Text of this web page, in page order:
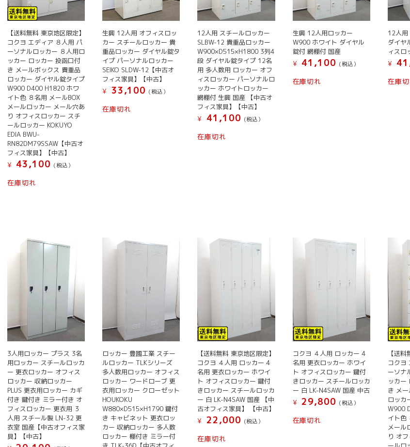
【送料無料 東京地区限定】
コクヨ エディア ８人用 パ
ーソナルロッカー ８人用ロ
ッカー ロッカー 投函口付
き メールボックス 貴重品
ロッカー ダイヤル錠タイプ
W900 D400 H1820 ホワ
イト色 ８名用 メールBOX
メールロッカー メール穴あ
り オフィスロッカー スチ
ールロッカー KOKUYO
EDIA BWU-
RN82DM79SSAW【中古オ
フィス家具】【中古】
¥
43,100 (税込）
在庫切れ
生興 12人用 オフィスロッ
カー スチールロッカー 貴
重品ロッカー ダイヤル錠タ
イプ パーソナルロッカー
SEIKO SLDW-12【中古オ
フィス家具】【中古】
¥
33,100 (税込）
在庫切れ
12人用 スチールロッカー
SLBW-12 貴重品ロッカー
W900×D515×H1800 3列4
段 ダイヤル錠タイプ 12名
用 多人数用 ロッカー オフ
ィスロッカー パーソナルロ
ッカー ホワイトロッカー
網棚付 生興 国産 【中古オ
フィス家具】【中古】
¥
41,100 (税込）
在庫切れ
生興 12人用ロッカー
W900 ホワイト ダイヤル
錠付 網棚付 国産
¥
41,100 (税込）
在庫切れ
12人用
ダイヤ
ィスロ
¥
在庫
3人用ロッカー プラス 3名
用ロッカー スチールロッカ
ー 更衣ロッカー オフィス
ロッカー 収納ロッカー
PLUS 更衣用ロッカー カギ
付き 鍵付き ミラー付き オ
フィスロッカー 更衣用 ３
人用 スチール製 LN-32 更
衣室 国産【中古オフィス家
具】【中古】
ロッカー 豊國工業 スチー
ルロッカー TLKシリーズ
多人数用ロッカー オフィス
ロッカー ワードローブ 更
衣用ロッカー クローゼット
HOUKOKU
W880×D515×H1790 鍵付
き キャビネット 更衣ロッ
カー 収納ロッカー 多人数
ロッカー 棚付き ミラー付
【送料無料 東京地区限定】
コクヨ ４人用 ロッカー 4
名用 更衣ロッカー ホワイ
ト オフィスロッカー 鍵付
きロッカー スチールロッカ
ー 白 LK-N4SAW 国産 【中
古オフィス家具】 【中古】
¥
22,000 (税込）
在庫切れ
コクヨ ４人用 ロッカー 4
名用 更衣ロッカー ホワイ
ト オフィスロッカー 鍵付
きロッカー スチールロッカ
ー 白 LK-N4SAW 国産 中古
¥ 29,800 (税込）
在庫切れ
【送
コクヨ
ーソナ
ッカー
き メ
ロッカ
W900
イト色
メール
り オ